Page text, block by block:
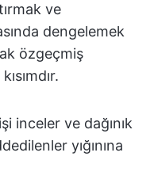
ve
dengelemek
özgeçmiş
inceler ve dağınık
yığınına